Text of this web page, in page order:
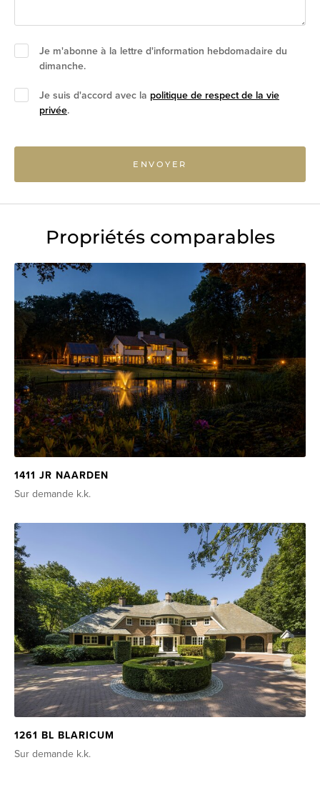
Je m'abonne à la lettre d'information hebdomadaire du
dimanche.
Je suis d'accord avec la politique de respect de la vie
privée.
ENVOYER
Propriétés comparables
1411 JR NAARDEN
Sur demande k.k.
1261 BL BLARICUM
Sur demande k.k.